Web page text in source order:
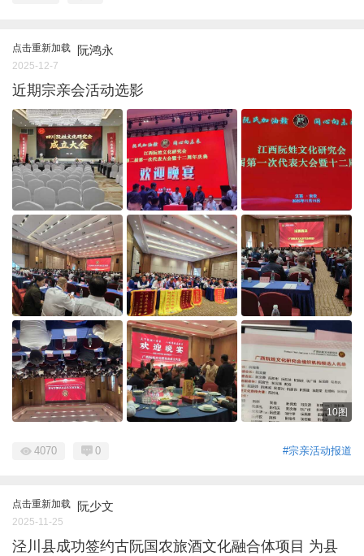
点击重新加载 阮鸿永
2025-12-7
近期宗亲会活动选影
10图
#宗亲活动报道
4070 0
点击重新加载 阮少文
2025-11-25
泾川县成功签约古阮国农旅酒文化融合体项目 为县